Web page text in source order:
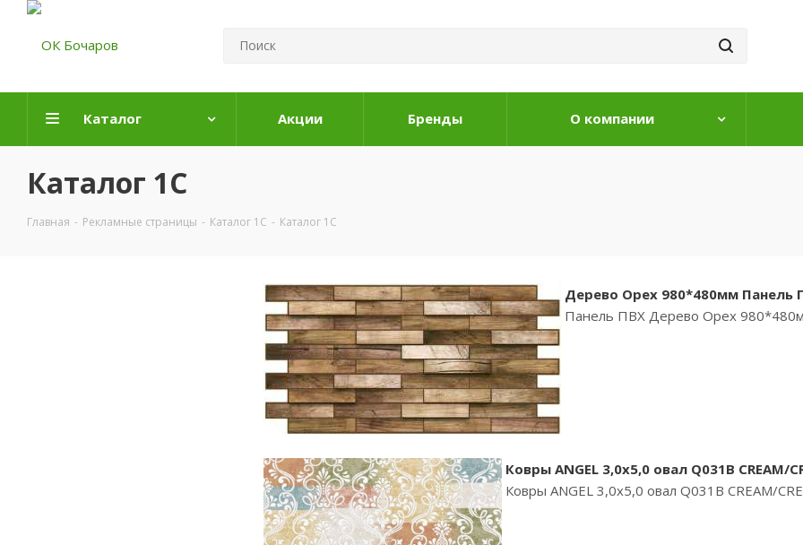
Каталог Акции Бренды О компании
Каталог 1С
Главная - Рекламные страницы - Каталог 1С - Каталог 1С
Дерево Орех 980*480мм Панель
Панель ПВХ Дерево Орех
Ковры ANGEL 3,0х5,0 овал Q031В
Ковры ANGEL 3,0х5,0 овал Q031В CREAM/